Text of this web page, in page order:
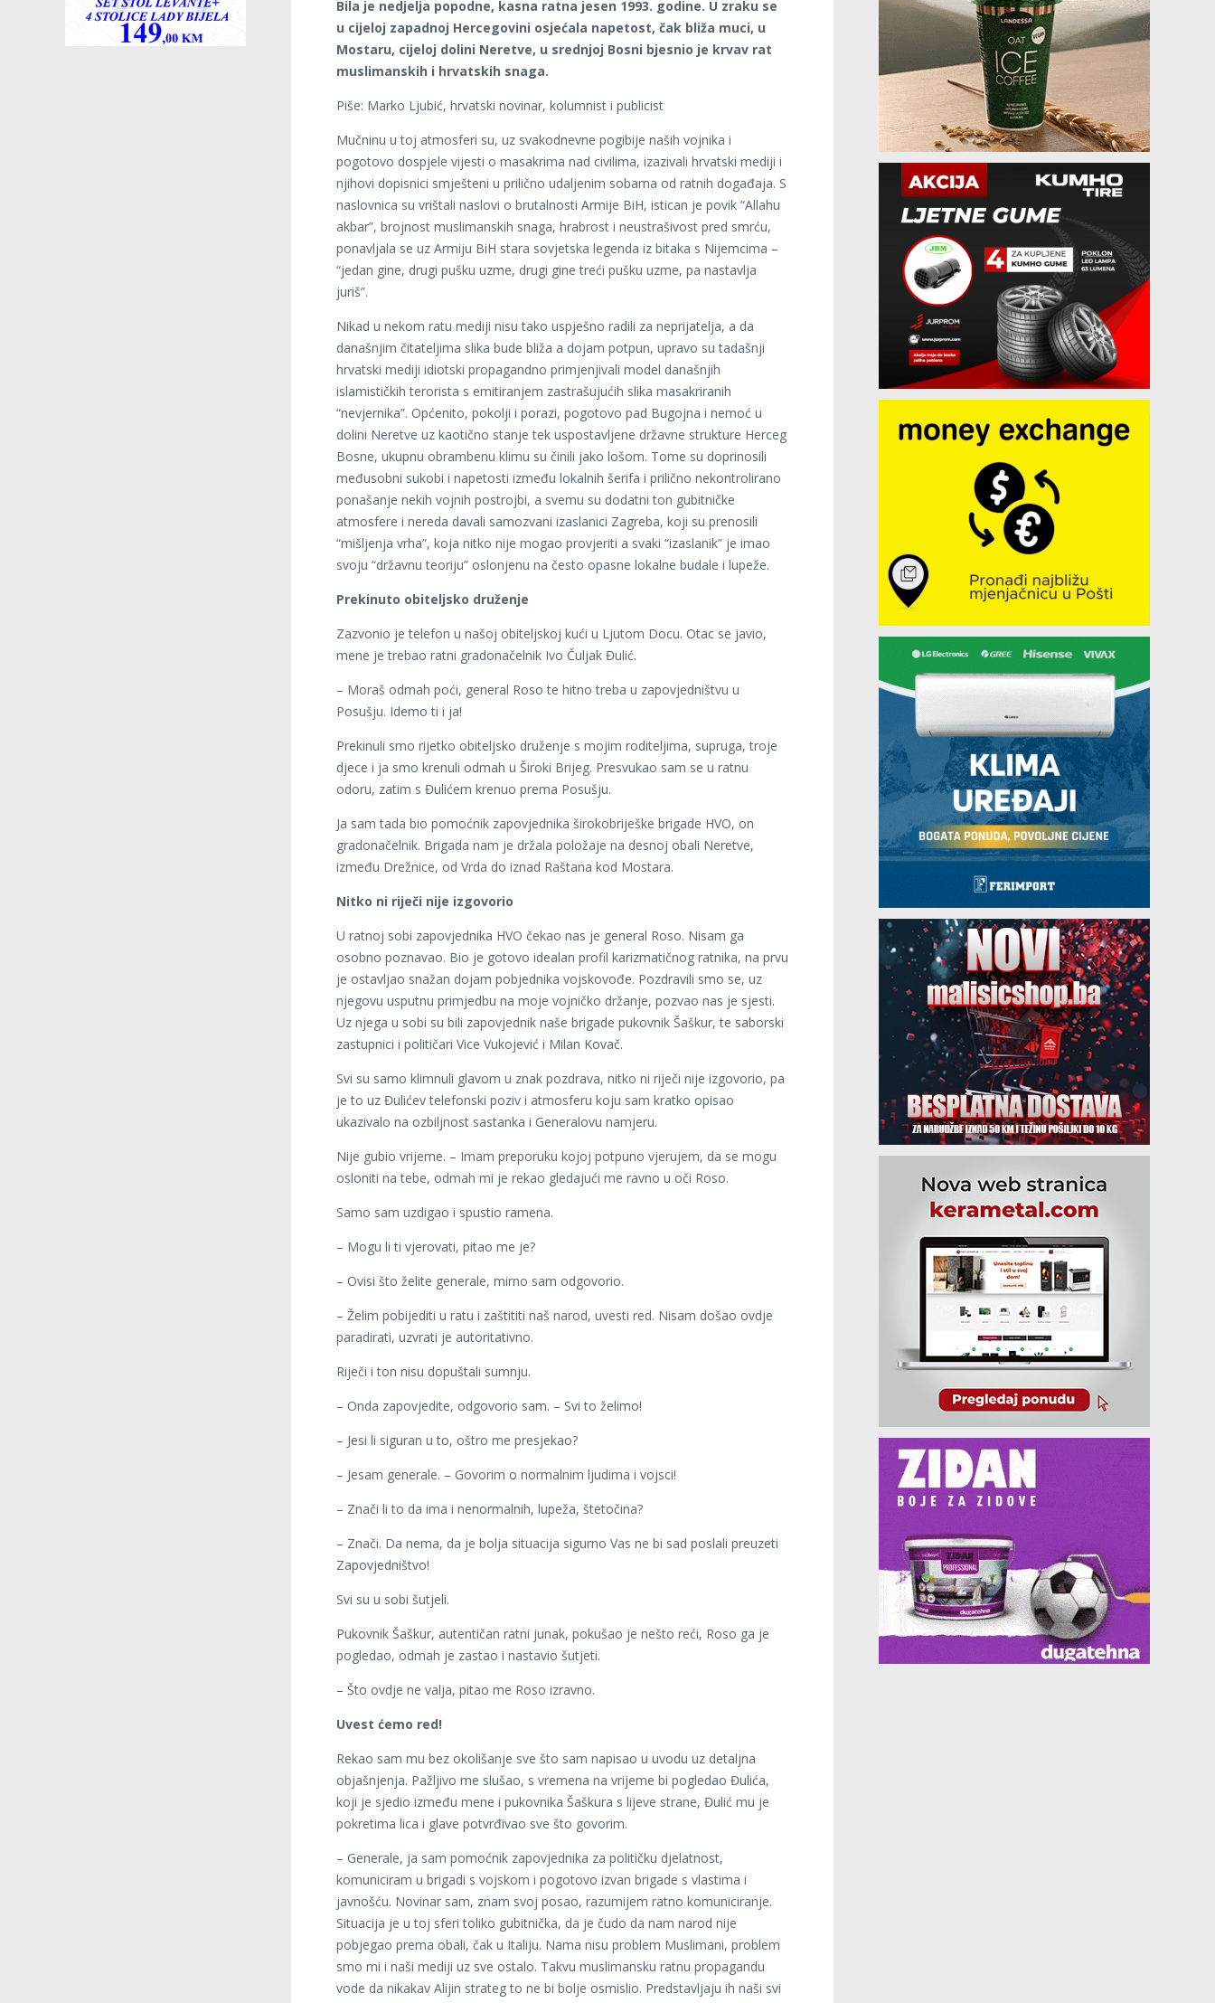
Bila je nedjelja popodne, kasna ratna jesen 1993. godine. U zraku se
u cijeloj zapadnoj Hercegovini osjećala napetost, čak bliža muci, u
Mostaru, cijeloj dolini Neretve, u srednjoj Bosni bjesnio je krvav rat
muslimanskih i hrvatskih snaga.
Piše: Marko Ljubić, hrvatski novinar, kolumnist i publicist
Mučninu u toj atmosferi su, uz svakodnevne pogibije naših vojnika i
pogotovo dospjele vijesti o masakrima nad civilima, izazivali hrvatski mediji i
njihovi dopisnici smješteni u prilično udaljenim sobama od ratnih događaja. S
naslovnica su vrištali naslovi o brutalnosti Armije BiH, istican je povik “Allahu
akbar”, brojnost muslimanskih snaga, hrabrost i neustrašivost pred smrću,
ponavljala se uz Armiju BiH stara sovjetska legenda iz bitaka s Nijemcima –
“jedan gine, drugi pušku uzme, drugi gine treći pušku uzme, pa nastavlja
juriš”.
Nikad u nekom ratu mediji nisu tako uspješno radili za neprijatelja, a da
današnjim čitateljima slika bude bliža a dojam potpun, upravo su tadašnji
hrvatski mediji idiotski propagandno primjenjivali model današnjih
islamističkih terorista s emitiranjem zastrašujućih slika masakriranih
“nevjernika”. Općenito, pokolji i porazi, pogotovo pad Bugojna i nemoć u
dolini Neretve uz kaotično stanje tek uspostavljene državne strukture Herceg
Bosne, ukupnu obrambenu klimu su činili jako lošom. Tome su doprinosili
međusobni sukobi i napetosti između lokalnih šerifa i prilično nekontrolirano
ponašanje nekih vojnih postrojbi, a svemu su dodatni ton gubitničke
atmosfere i nereda davali samozvani izaslanici Zagreba, koji su prenosili
“mišljenja vrha”, koja nitko nije mogao provjeriti a svaki “izaslanik” je imao
svoju “državnu teoriju” oslonjenu na često opasne lokalne budale i lupeže.
Prekinuto obiteljsko druženje
Zazvonio je telefon u našoj obiteljskoj kući u Ljutom Docu. Otac se javio,
mene je trebao ratni gradonačelnik Ivo Čuljak Đulić.
– Moraš odmah poći, general Roso te hitno treba u zapovjedništvu u
Posušju. Idemo ti i ja!
Prekinuli smo rijetko obiteljsko druženje s mojim roditeljima, supruga, troje
djece i ja smo krenuli odmah u Široki Brijeg. Presvukao sam se u ratnu
odoru, zatim s Đulićem krenuo prema Posušju.
Ja sam tada bio pomoćnik zapovjednika širokobriješke brigade HVO, on
gradonačelnik. Brigada nam je držala položaje na desnoj obali Neretve,
između Drežnice, od Vrda do iznad Raštana kod Mostara.
Nitko ni riječi nije izgovorio
U ratnoj sobi zapovjednika HVO čekao nas je general Roso. Nisam ga
osobno poznavao. Bio je gotovo idealan profil karizmatičnog ratnika, na prvu
je ostavljao snažan dojam pobjednika vojskovođe. Pozdravili smo se, uz
njegovu usputnu primjedbu na moje vojničko držanje, pozvao nas je sjesti.
Uz njega u sobi su bili zapovjednik naše brigade pukovnik Šaškur, te saborski
zastupnici i političari Vice Vukojević i Milan Kovač.
Svi su samo klimnuli glavom u znak pozdrava, nitko ni riječi nije izgovorio, pa
je to uz Đulićev telefonski poziv i atmosferu koju sam kratko opisao
ukazivalo na ozbiljnost sastanka i Generalovu namjeru.
Nije gubio vrijeme. – Imam preporuku kojoj potpuno vjerujem, da se mogu
osloniti na tebe, odmah mi je rekao gledajući me ravno u oči Roso.
Samo sam uzdigao i spustio ramena.
– Mogu li ti vjerovati, pitao me je?
– Ovisi što želite generale, mirno sam odgovorio.
– Želim pobijediti u ratu i zaštititi naš narod, uvesti red. Nisam došao ovdje
paradirati, uzvrati je autoritativno.
Riječi i ton nisu dopuštali sumnju.
– Onda zapovjedite, odgovorio sam. – Svi to želimo!
– Jesi li siguran u to, oštro me presjekao?
– Jesam generale. – Govorim o normalnim ljudima i vojsci!
– Znači li to da ima i nenormalnih, lupeža, štetočina?
– Znači. Da nema, da je bolja situacija sigurno Vas ne bi sad poslali preuzeti
Zapovjedništvo!
Svi su u sobi šutjeli.
Pukovnik Šaškur, autentičan ratni junak, pokušao je nešto reći, Roso ga je
pogledao, odmah je zastao i nastavio šutjeti.
– Što ovdje ne valja, pitao me Roso izravno.
Uvest ćemo red!
Rekao sam mu bez okolišanje sve što sam napisao u uvodu uz detaljna
objašnjenja. Pažljivo me slušao, s vremena na vrijeme bi pogledao Đulića,
koji je sjedio između mene i pukovnika Šaškura s lijeve strane, Đulić mu je
pokretima lica i glave potvrđivao sve što govorim.
– Generale, ja sam pomoćnik zapovjednika za političku djelatnost,
komuniciram u brigadi s vojskom i pogotovo izvan brigade s vlastima i
javnošću. Novinar sam, znam svoj posao, razumijem ratno komuniciranje.
Situacija je u toj sferi toliko gubitnička, da je čudo da nam narod nije
pobjegao prema obali, čak u Italiju. Nama nisu problem Muslimani, problem
smo mi i naši mediji uz sve ostalo. Takvu muslimansku ratnu propagandu
vode da nikakav Alijin strateg to ne bi bolje osmislio. Predstavljaju ih naši svi